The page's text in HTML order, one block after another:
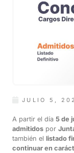
JULIO 5,
A partir el día 5 de
admitidos por
también el listado
continuar en